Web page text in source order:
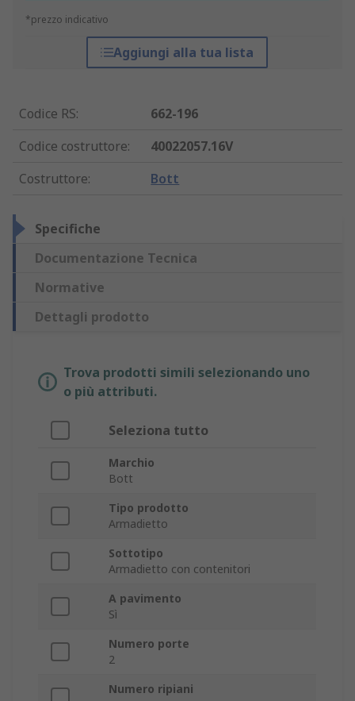
*prezzo indicativo
Aggiungi alla tua lista
Codice RS:
662-196
Codice costruttore:
40022057.16V
Costruttore: Bott
Specifiche
Documentazione Tecnica
Normative
Dettagli prodotto
Trova prodotti simili selezionando uno
o più attributi.
Seleziona tutto
Marchio
Bott
Tipo prodotto
Armadietto
Sottotipo
Armadietto con contenitori
A pavimento
Sì
Numero porte
2
Numero ripiani